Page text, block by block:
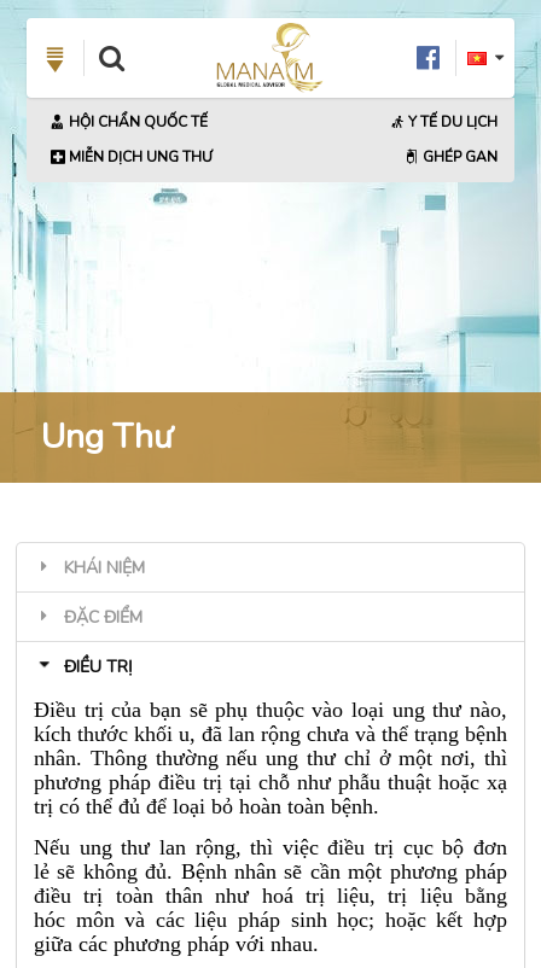
HỘI CHẨN QUỐC TẾ
Y TẾ DU LỊCH
MIỄN DỊCH UNG THƯ
GHÉP GAN
Ung Thư
KHÁI NIỆM
ĐẶC ĐIỂM
ĐIỀU TRỊ
Điều trị của bạn sẽ phụ thuộc vào loại ung thư nào,
kích thước khối u, đã lan rộng chưa và thể trạng bệnh
nhân. Thông thường nếu ung thư chỉ ở một nơi, thì
phương pháp điều trị tại chỗ như phẫu thuật hoặc xạ
trị có thể đủ để loại bỏ hoàn toàn bệnh.
Nếu ung thư lan rộng, thì việc điều trị cục bộ đơn
lẻ sẽ không đủ. Bệnh nhân sẽ cần một phương pháp
điều trị toàn thân như hoá trị liệu, trị liệu bằng
hóc môn và các liệu pháp sinh học; hoặc kết hợp
giữa các phương pháp với nhau.